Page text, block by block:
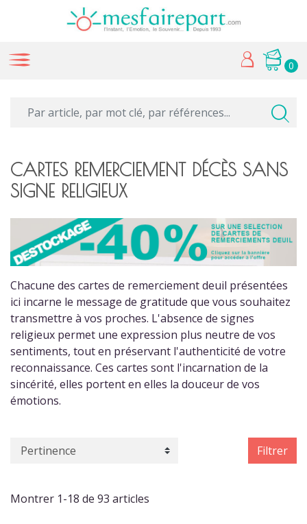
0
CARTES REMERCIEMENT DÉCÈS SANS
SIGNE RELIGIEUX
Chacune des cartes de remerciement deuil présentées
ici incarne le message de gratitude que vous souhaitez
transmettre à vos proches. L'absence de signes
religieux permet une expression plus neutre de vos
sentiments, tout en préservant l'authenticité de votre
reconnaissance. Ces cartes sont l'incarnation de la
sincérité, elles portent en elles la douceur de vos
émotions.
Filtrer
Montrer 1-18 de 93 articles